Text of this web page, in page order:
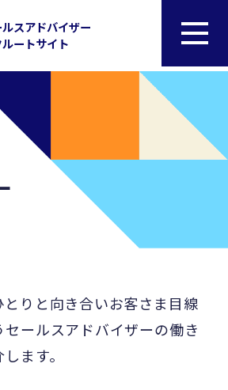
スアドバイザー
ルートサイト
りと向き合いお客さま⽬線
ールスアドバイザーの働き
ます。